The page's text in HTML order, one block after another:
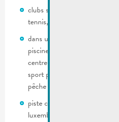
clubs sportifs tel que basket,
tennis, football
dans un rayon de 20
piscines couvertes sont à
centre thermal de Mondorf-
sport peuvent également
pêche dans les alentours.
piste cyclable aménagée tout
luxembourgeoise et allemande